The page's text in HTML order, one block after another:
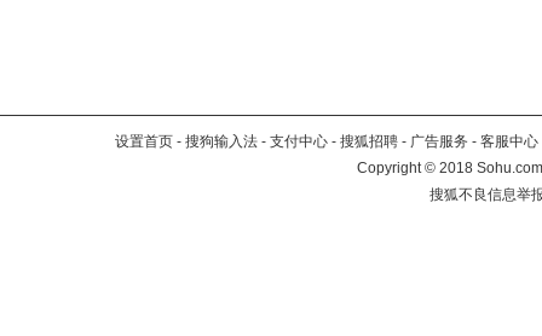
设置首页 - 搜狗输入法 - 支付中心 - 搜狐招聘 - 广告服务 - 客服中心
Copyright©2018
搜狐不良信息举